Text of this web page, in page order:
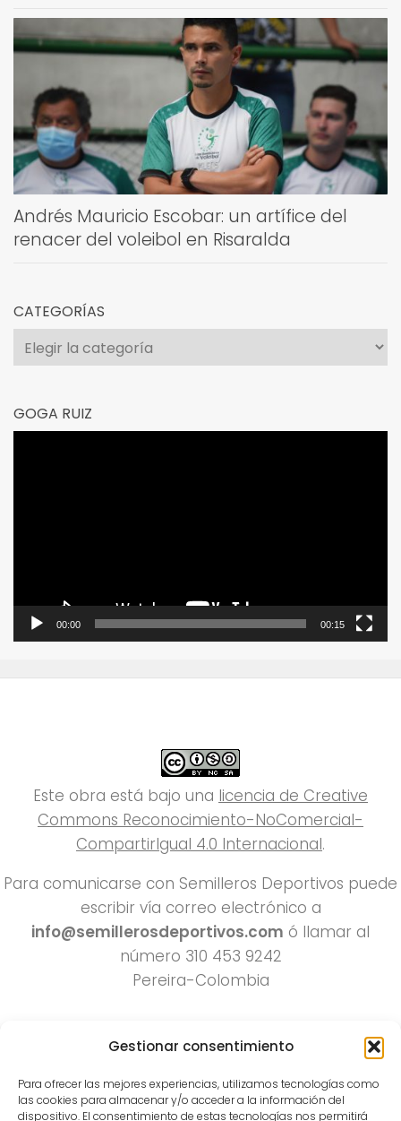
Gestionar consentimiento
Para ofrecer las mejores experiencias, utilizamos tecnologías como
las cookies para almacenar y/o acceder a la información del
dispositivo. El consentimiento de estas tecnologías nos permitirá
Andrés Mauricio Escobar: un artífice del
renacer del voleibol en Risaralda
CATEGORÍAS
Categorías
GOGA RUIZ
00:00 00:15
Este obra está bajo una licencia de Creative
Commons Reconocimiento-NoComercial-
CompartirIgual 4.0 Internacional.
Para comunicarse con Semilleros Deportivos puede
escribir vía correo electrónico a
info@semillerosdeportivos.com ó llamar al
número 310 453 9242
Pereira-Colombia